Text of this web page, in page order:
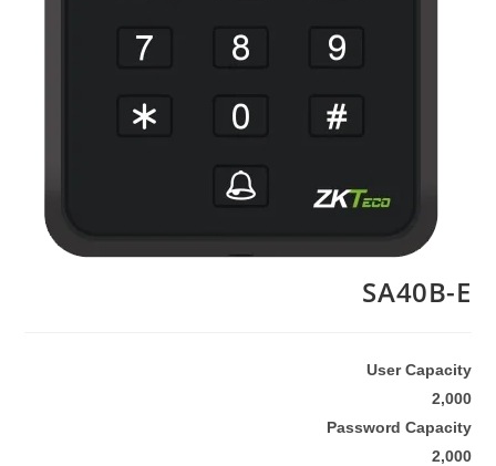
SA40B-E
User Capacity
2,000
Password Capacity
2,000